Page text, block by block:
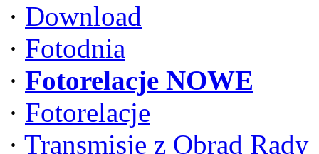
· Download
· Fotodnia
· Fotorelacje NOWE
· Fotorelacje
· Transmisje z Obrad Rady